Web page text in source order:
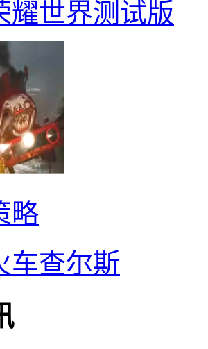
耀世界测试版
略
车查尔斯